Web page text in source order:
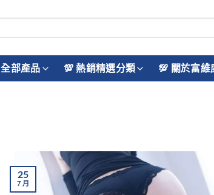
全部產品 💯 熱銷精選分類 💯 關於富維
25
7 月